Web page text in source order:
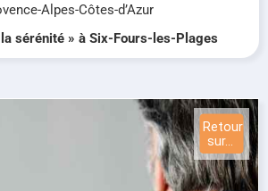
Alpes-Côtes-d’Azur
sérénité » à Six-Fours-les-Plages